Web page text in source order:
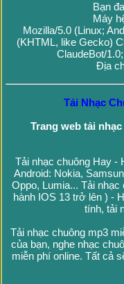
Bạn
Máy
Mozilla/5.0 (Linux;
(KHTML, like Gecko)
ClaudeBot/
Địa
Tải Nhạc
Trang web tải
Tải nhạc chuông Hay -
Android: Nokia,
Oppo, Lumia... Tải nhạc
hành IOS 13 trở lên ) -
tính, tải
Tải nhạc chuông mp3
của bạn, nghe nhạc
miễn phí online. Tất cả